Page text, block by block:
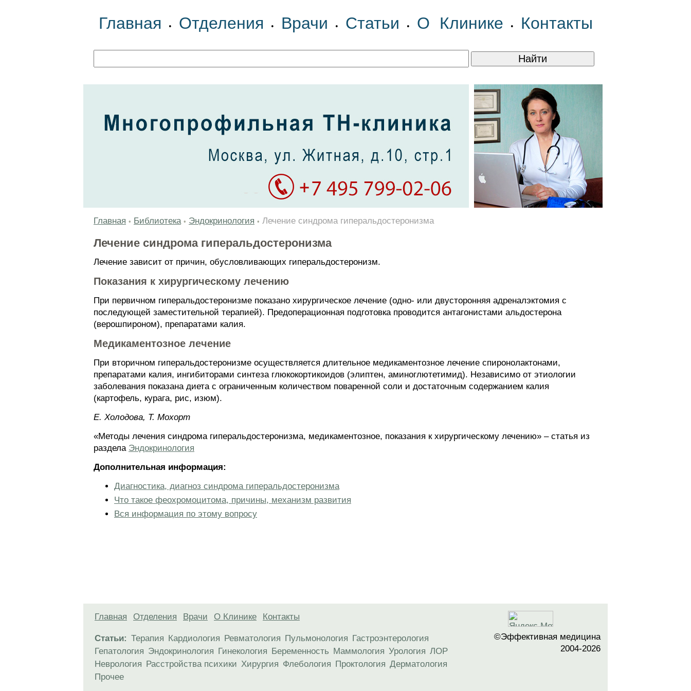
Главная • Отделения • Врачи • Статьи • О Клинике • Контакты
Главная • Библиотека • Эндокринология • Лечение синдрома гиперальдостеронизма
Лечение синдрома гиперальдостеронизма
Лечение зависит от причин, обусловливающих гиперальдостеронизм.
Показания к хирургическому лечению
При первичном гиперальдостеронизме показано хирургическое лечение (одно- или двусторонняя адреналэктомия с
последующей заместительной терапией). Предоперационная подготовка проводится антагонистами альдостерона
(верошпироном), препаратами калия.
Медикаментозное лечение
При вторичном гиперальдостеронизме осуществляется длительное медикаментозное лечение спиронолактонами,
препаратами калия, ингибиторами синтеза глюкокортикоидов (элиптен, аминоглютетимид). Независимо от этиологии
заболевания показана диета с ограниченным количеством поваренной соли и достаточным содержанием калия
(картофель, курага, рис, изюм).
Е. Холодова, Т. Мохорт
«Методы лечения синдрома гиперальдостеронизма, медикаментозное, показания к хирургическому лечению» – статья из
раздела Эндокринология
Дополнительная информация:
Диагностика, диагноз синдрома гиперальдостеронизма
Что такое феохромоцитома, причины, механизм развития
Вся информация по этому вопросу
Главная Отделения Врачи О Клинике Контакты
Статьи: Терапия Кардиология Ревматология Пульмонология Гастроэнтерология
Гепатология Эндокринология Гинекология Беременность Маммология Урология ЛОР
Неврология Расстройства психики Хирургия Флебология Проктология Дерматология
Прочее
©Эффективная медицина
2004-2026